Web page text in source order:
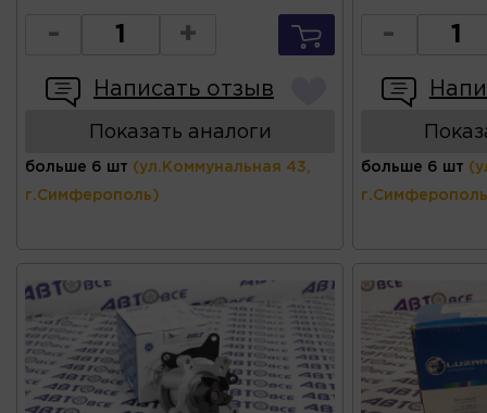
- +
Написать отзыв
Показать аналоги
больше 6 шт (ул.Коммунальная 43,
г.Симферополь)
-
больше 6 шт